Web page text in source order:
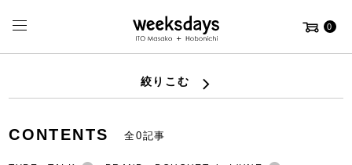
0
絞りこむ
CONTENTS 全0記事